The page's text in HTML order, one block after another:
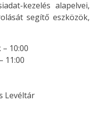
kezelés alapelvei,
segítő eszközök,
– 10:00
11:00
Levéltár